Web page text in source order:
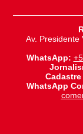
Av. Presidente
WhatsApp:
WhatsApp